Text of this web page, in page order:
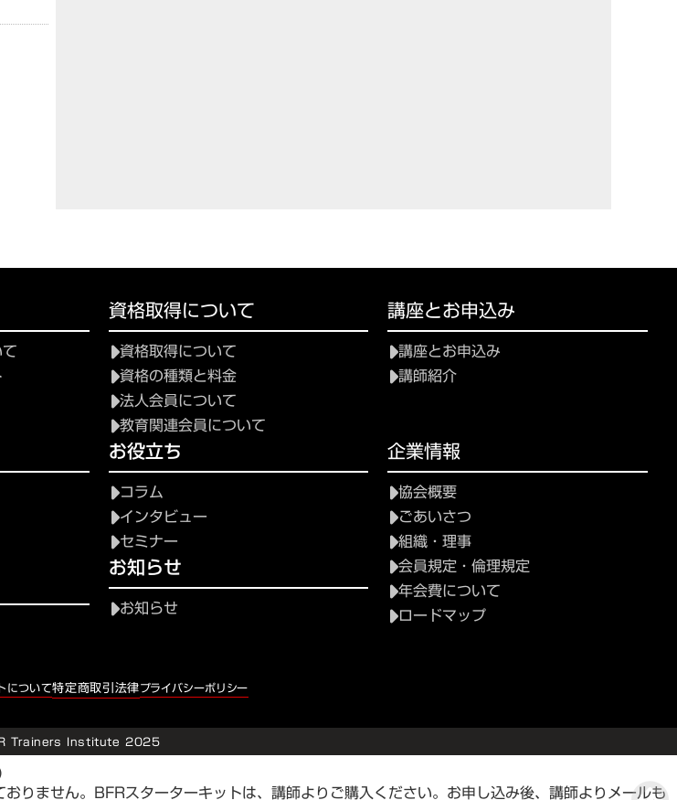
資格取得について
資格取得について
資格の種類と料金
法人会員について
教育関連会員について
講座とお申込み
講座とお申込み
講師紹介
お役立ち
コラム
インタビュー
セミナー
お知らせ
お知らせ
企業情報
協会概要
ごあいさつ
組織・理事
会員規定・倫理規定
年会費について
ロードマップ
について特定商取引法律プライバシーポリシー
Trainers Institute 2025
りません。BFRスターターキットは、講師よりご購入ください。お申し込み後、講師よりメールも